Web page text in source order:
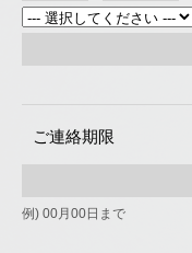
ご連絡期限
例) 00月00日まで